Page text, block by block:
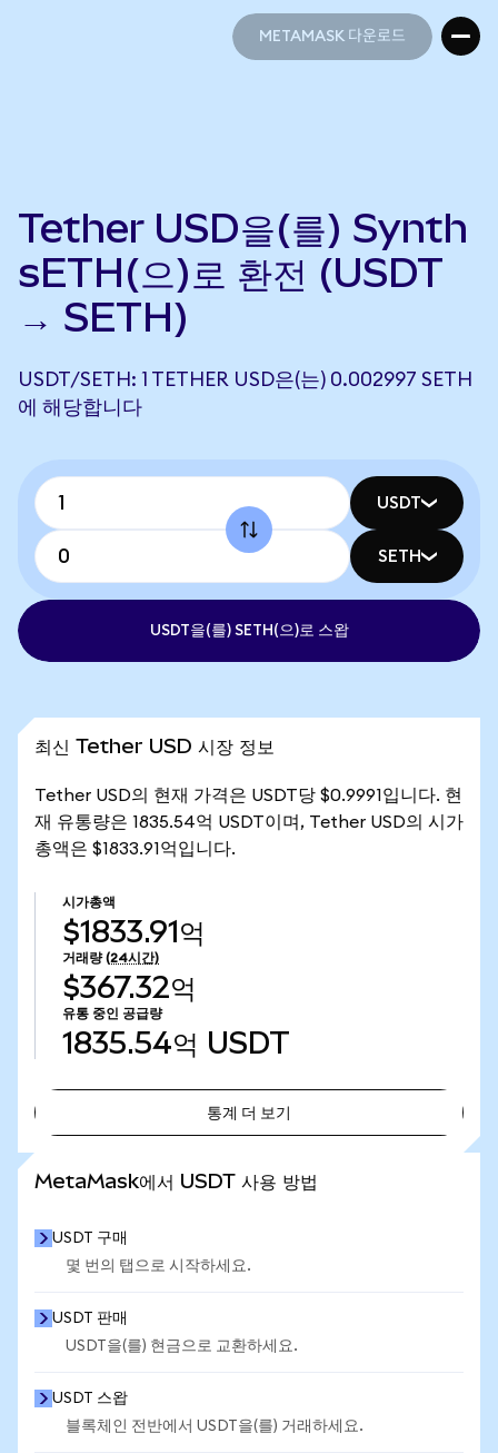
METAMASK 다운로드
Tether USD을(를) Synth
sETH(으)로 환전 (USDT
→ SETH)
USDT/SETH: 1 TETHER USD은(는) 0.002997 SETH
에 해당합니다
USDT
SETH
USDT을(를) SETH(으)로 스왑
최신 Tether USD 시장 정보
Tether USD의 현재 가격은 USDT당 $0.9991입니다. 현
재 유통량은 1835.54억 USDT이며, Tether USD의 시가
총액은 $1833.91억입니다.
시가총액
$1833.91억
거래량 (24시간)
$367.32억
유통 중인 공급량
1835.54억 USDT
통계 더 보기
MetaMask에서 USDT 사용 방법
USDT 구매
몇 번의 탭으로 시작하세요.
USDT 판매
USDT을(를) 현금으로 교환하세요.
USDT 스왑
블록체인 전반에서 USDT을(를) 거래하세요.